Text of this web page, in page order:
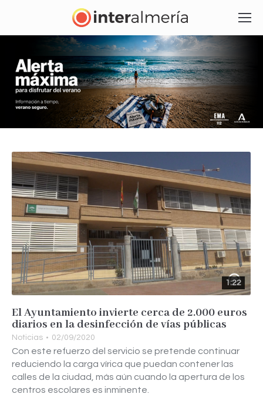
1:22
El Ayuntamiento invierte cerca de 2.000 euros
diarios en la desinfección de vías públicas
Noticias 02/09/2020
Con este refuerzo del servicio se pretende continuar
reduciendo la carga vírica que puedan contener las
calles de la ciudad, más aún cuando la apertura de los
centros escolares es inminente.